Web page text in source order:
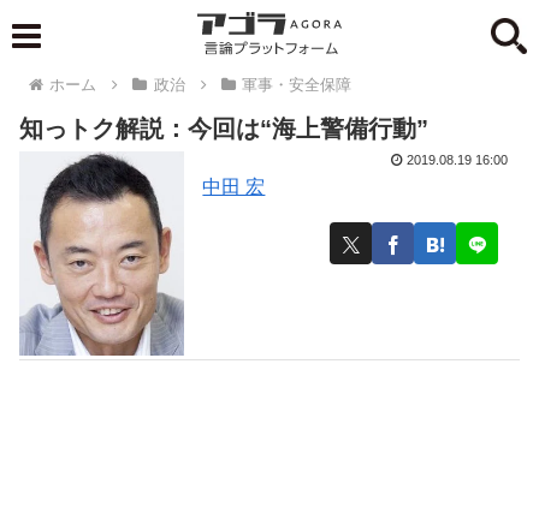
ホーム 政治 軍事・安全保障
知っトク解説：今回は“海上警備行動”
中田 宏
2019.08.19 16:00